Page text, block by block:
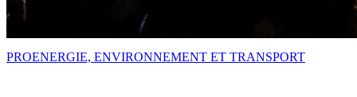
PROENERGIE, ENVIRONNEMENT ET TRANSPORT